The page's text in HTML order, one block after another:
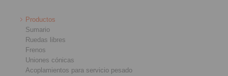
Productos
Sumario
Ruedas libres
Frenos
Uniones cónicas
Acoplamientos para servicio pesado